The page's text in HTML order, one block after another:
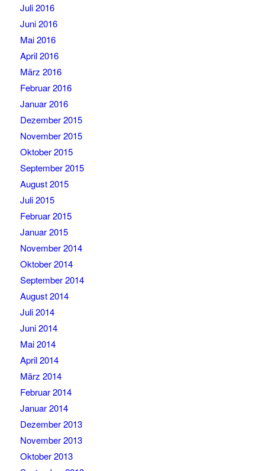
Juli 2016
Juni 2016
Mai 2016
April 2016
März 2016
Februar 2016
Januar 2016
Dezember 2015
November 2015
Oktober 2015
September 2015
August 2015
Juli 2015
Februar 2015
Januar 2015
November 2014
Oktober 2014
September 2014
August 2014
Juli 2014
Juni 2014
Mai 2014
April 2014
März 2014
Februar 2014
Januar 2014
Dezember 2013
November 2013
Oktober 2013